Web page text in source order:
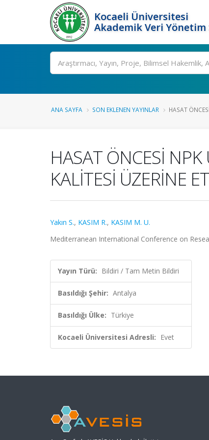
Kocaeli Üniversitesi
Akademik Veri Yönetim
Ara
ANA SAYFA SON EKLENEN YAYINLAR HASAT
HASAT ÖNCESİ
KALİTESİ ÜZERİNE
Yakın S., KASIM R., KASIM M. U.
Mediterranean International Conference on
Yayın Türü: Bildiri / Tam Metin Bildiri
Basıldığı Şehir: Antalya
Basıldığı Ülke: Türkiye
Kocaeli Üniversitesi Adresli: Evet